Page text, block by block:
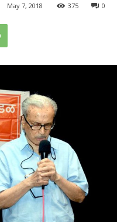
May 7, 2018 0
375